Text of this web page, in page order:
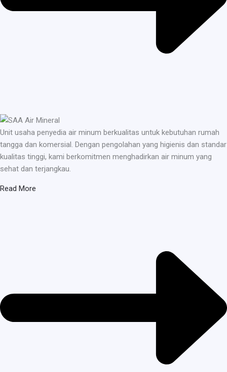
Unit usaha penyedia air minum berkualitas untuk kebutuhan rumah
tangga dan komersial. Dengan pengolahan yang higienis dan standar
kualitas tinggi, kami berkomitmen menghadirkan air minum yang
sehat dan terjangkau.
Read More